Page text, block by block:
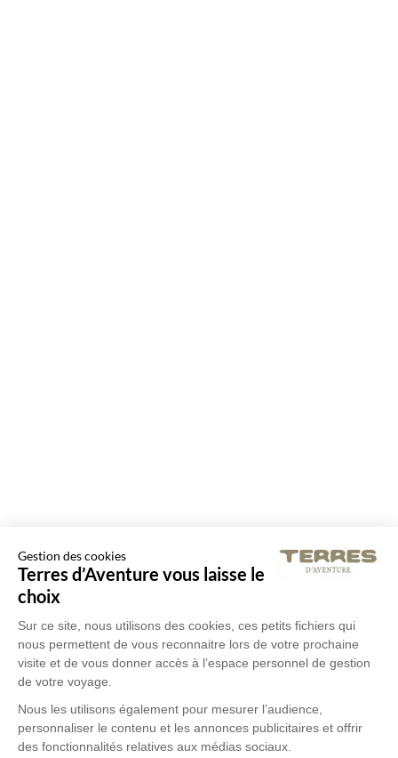
Gestion des cookies
Terres d’Aventure vous laisse le
choix
Sur ce site, nous utilisons des cookies, ces petits fichiers qui
nous permettent de vous reconnaitre lors de votre prochaine
visite et de vous donner accès à l’espace personnel de gestion
de votre voyage.
Nous les utilisons également pour mesurer l’audience,
personnaliser le contenu et les annonces publicitaires et offrir
des fonctionnalités relatives aux médias sociaux.